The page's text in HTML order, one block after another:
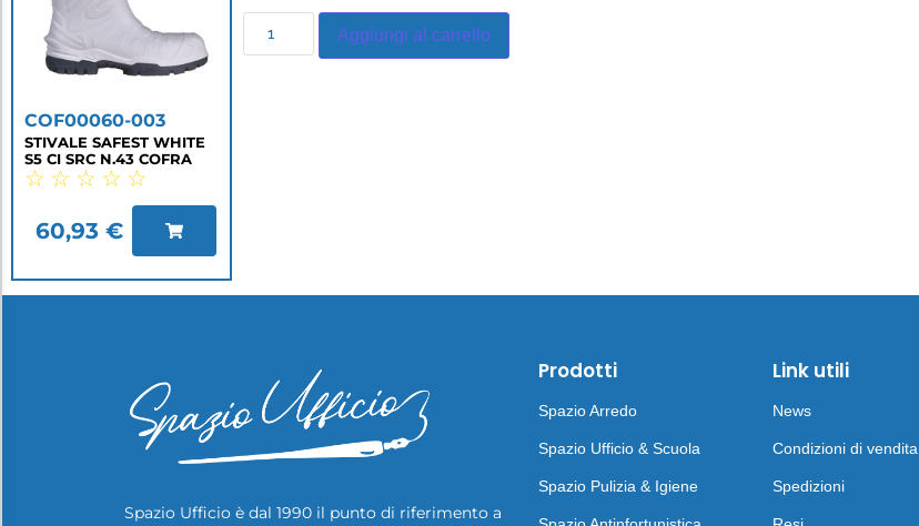
COF00060-003
STIVALE SAFEST WHITE
S5 CI SRC N.43 COFRA
☆ ☆ ☆ ☆ ☆
60,93 €
Aggiungi al carrello
Spazio Ufficio è dal 1990 il punto di riferimento a
Prodotti
Spazio Arredo
Spazio Ufficio & Scuola
Spazio Pulizia & Igiene
Link utili
News
Condizioni di vendita
Spedizioni